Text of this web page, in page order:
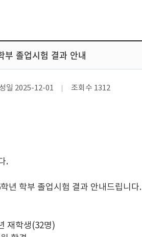
졸업시험 결과 안내
일 2025-12-01 조회수 1312
.
년 학부 졸업시험 결과 안내드립니다.
재학생(32명)